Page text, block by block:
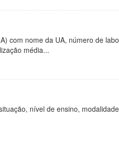
com nome da UA, número de
média...
nível de ensino,